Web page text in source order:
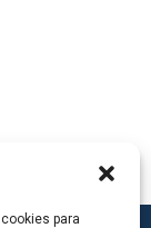
para